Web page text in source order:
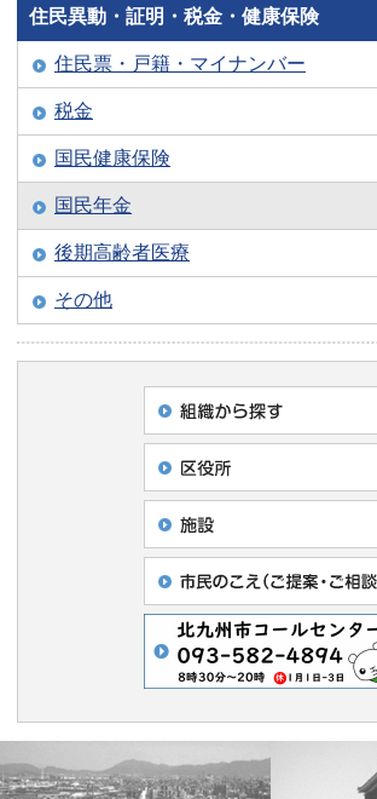
住民異動・証明・税金・健康保険
住民票・戸籍・マイナンバー
税金
国民健康保険
国民年金
後期高齢者医療
その他